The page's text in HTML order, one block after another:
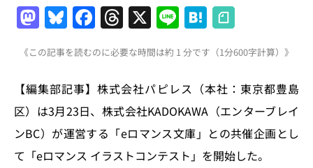
M
a
st
o
d
o
n
Bl
u
e
s
k
y
F
a
c
e
b
o
o
T
h
re
a
d
s
X Li
n
e
H
at
e
n
a
《この記事を読むのに必要な時間は約 1 分です（1分600字計算）》
【編集部記事】株式会社パピレス（本社：東京都豊島
区）は3月23日、株式会社KADOKAWA（エンターブレイ
ンBC）が運営する「eロマンス文庫」との共催企画とし
て「eロマンス イラストコンテスト」を開始した。